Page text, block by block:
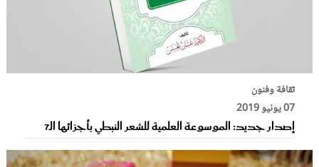
ثقافة وفنون
07 يونيو 2019
إصدار جديد: الموسوعة العلمية للشعر النبطي بأجزائها الـ7